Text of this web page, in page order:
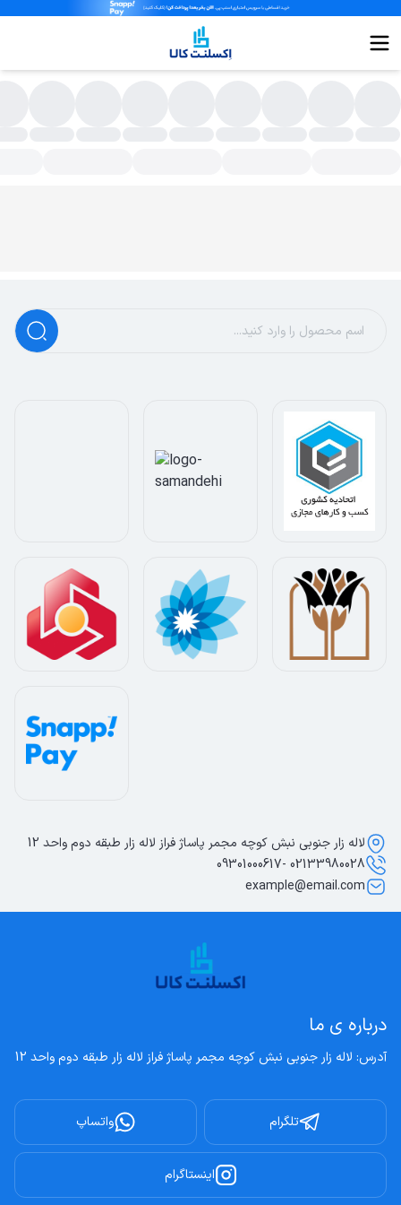
درباره ی ما
آدرس: لاله زار جنوبی نبش کوچه مجمر پاساژ فراز لاله زار طبقه دوم واحد 12
تلگرام واتساپ
اینستاگرام
لاله زار جنوبی نبش کوچه مجمر پاساژ فراز لاله زار طبقه دوم واحد 12
02133980028 -09301000617
example@email.com